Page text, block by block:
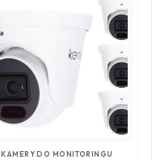
KAMERY DO MONITORINGU